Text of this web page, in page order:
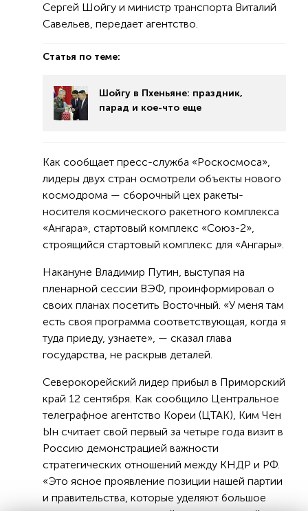
Сергей Шойгу и министр транспорта Виталий
Савельев, передает агентство.
Статья по теме:
Шойгу в Пхеньяне: праздник,
парад и кое-что еще
Как сообщает пресс-служба «Роскосмоса»,
лидеры двух стран осмотрели объекты нового
космодрома — сборочный цех ракеты-
носителя космического ракетного комплекса
«Ангара», стартовый комплекс «Союз-2»,
строящийся стартовый комплекс для «Ангары».
Накануне Владимир Путин, выступая на
пленарной сессии ВЭФ, проинформировал о
своих планах посетить Восточный. «У меня там
есть своя программа соответствующая, когда я
туда приеду, узнаете», — сказал глава
государства, не раскрыв деталей.
Северокорейский лидер прибыл в Приморский
край 12 сентября. Как сообщило Центральное
телеграфное агентство Кореи (ЦТАК), Ким Чен
Ын считает свой первый за четыре года визит в
Россию демонстрацией важности
стратегических отношений между КНДР и РФ.
«Это ясное проявление позиции нашей партии
и правительства, которые уделяют большое